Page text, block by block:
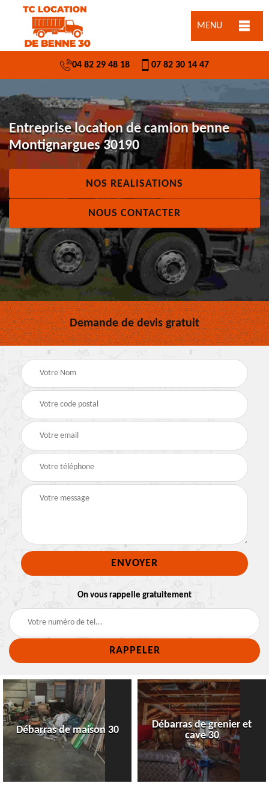
MENU
04 82 29 48 18 07 82 30 14 47
Entreprise location de camion benne
Montignargues 30190
NOS REALISATIONS
NOUS CONTACTER
Demande de devis gratuit
On vous rappelle gratuitement
Débarras de maison 30
Débarras de grenier et
cave 30